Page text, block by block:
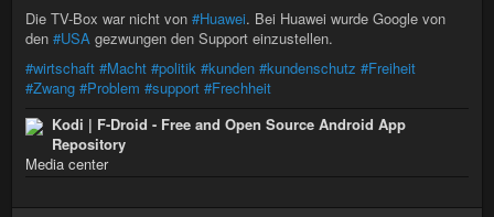
Die TV-Box war nicht von #Huawei. Bei Huawei wurde Google von
den #USA gezwungen den Support einzustellen.
#wirtschaft #Macht #politik #kunden #kundenschutz #Freiheit
#Zwang #Problem #support #Frechheit
Kodi | F-Droid - Free and Open Source Android App
Repository
Media center